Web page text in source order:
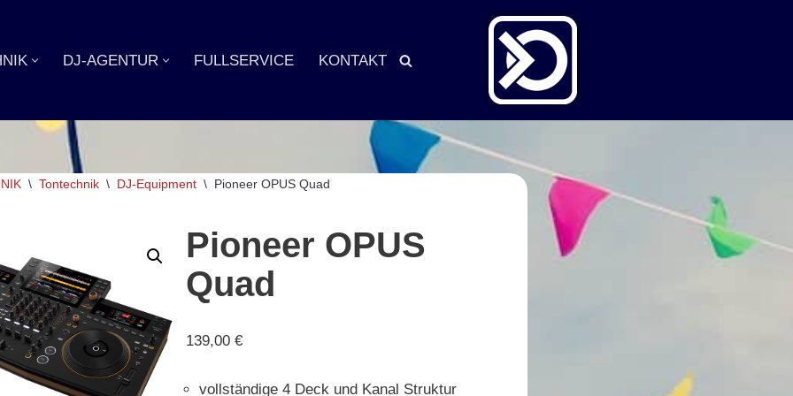
DJ-AGENTUR FULLSERVICE KONTAKT
\ Tontechnik \ DJ-Equipment \ Pioneer OPUS Quad
Pioneer OPUS
Quad
139,00 €
vollständige 4 Deck und Kanal Struktur